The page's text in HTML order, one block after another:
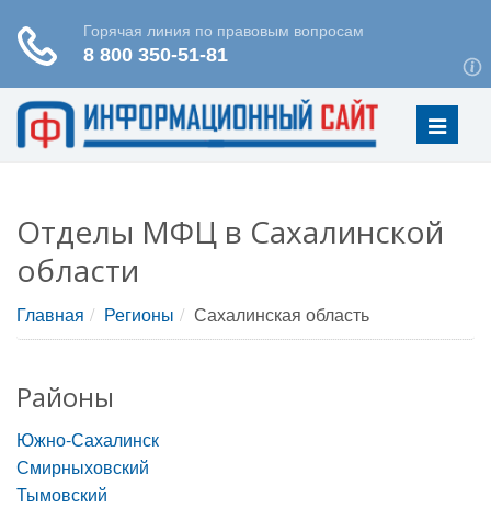
Меню
Отделы МФЦ в Сахалинской
области
Главная Регионы Сахалинская область
Районы
Южно-Сахалинск
Смирныховский
Тымовский